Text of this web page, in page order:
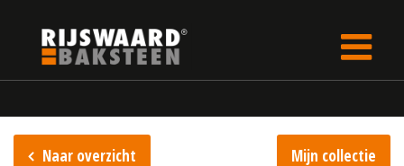
Naar overzicht Mijn collectie